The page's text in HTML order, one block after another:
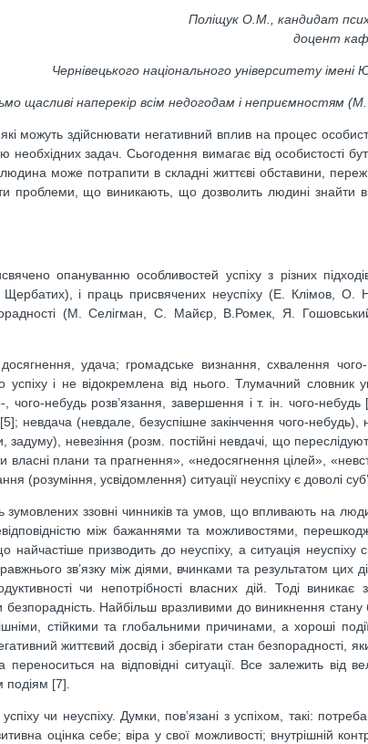
Поліщук О.М., кандидат
доцент
Чернівецького національного університету імені
щасливі наперекір всім недогодам і неприємностям
можуть здійснювати негативний вплив на процес
задач. Сьогодення вимагає від особистості
може потрапити в складні життєві обставини,
проблеми, що виникають, що дозволить людині знайти
опануванню особливостей успіху з різних
і праць присвячених неуспіху (Е. Клімов, О.
(М. Селігман, С. Майєр, В.Ромек, Я.
удача; громадське визнання, схвалення чого-
і не відокремлена від нього. Тлумачний словник
чого-небудь розв’язання, завершення і т. ін. чого-
невдача (невдале, безуспішне закінчення чого-небудь),
невезіння (розм. постійні невдачі, що
плани та прагнення», «недосягнення цілей»,
усвідомлення) ситуації неуспіху є доволі
зумовлених ззовні чинників та умов, що впливають на
між бажаннями та можливостями,
найчастіше призводить до неуспіху, а ситуація неуспіху
зв’язку між діями, вчинками та результатом цих
чи непотрібності власних дій. Тоді виникає
Найбільш вразливими до виникнення стану
стійкими та глобальними причинами, а хороші
життєвий досвід і зберігати стан безпорадності,
на відповідні ситуації. Все залежить від
подіям [7].
чи неуспіху. Думки, пов’язані з успіхом, такі:
оцінка себе; віра у свої можливості; внутрішній